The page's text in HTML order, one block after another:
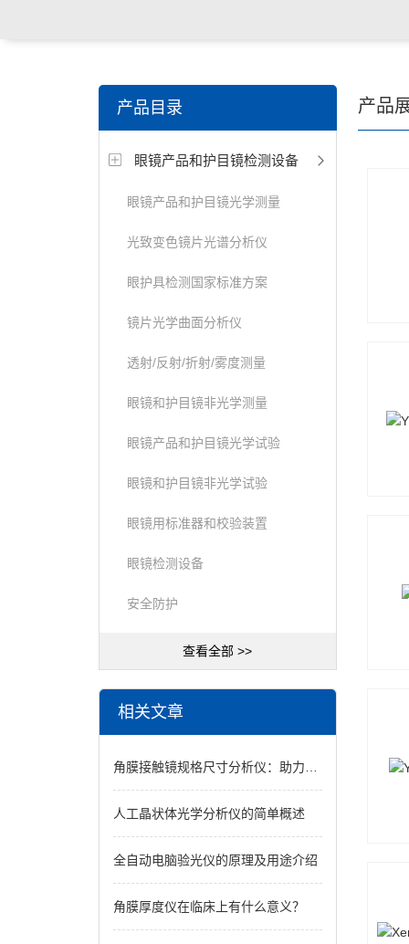
仪，角膜接触镜厚度测量仪，角膜接触镜折光仪，角
测试仪，人工晶状体疲劳试验仪等
产品目录
眼镜产品和护目镜检测设备
眼镜产品和护目镜光学测量
光致变色镜片光谱分析仪
眼护具检测国家标准方案
镜片光学曲面分析仪
透射/反射/折射/雾度测量
眼镜和护目镜非光学测量
眼镜产品和护目镜光学试验
眼镜和护目镜非光学试验
眼镜用标准器和校验装置
眼镜检测设备
安全防护
查看全部 >>
相关文章
角膜接触镜规格尺寸分析仪：助力镜片检测标准化发展
人工晶状体光学分析仪的简单概述
全自动电脑验光仪的原理及用途介绍
角膜厚度仪在临床上有什么意义？
产品